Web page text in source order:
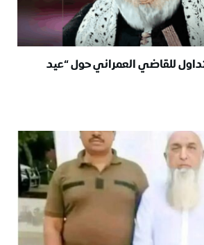
للقاضي العمراني حول “عيد